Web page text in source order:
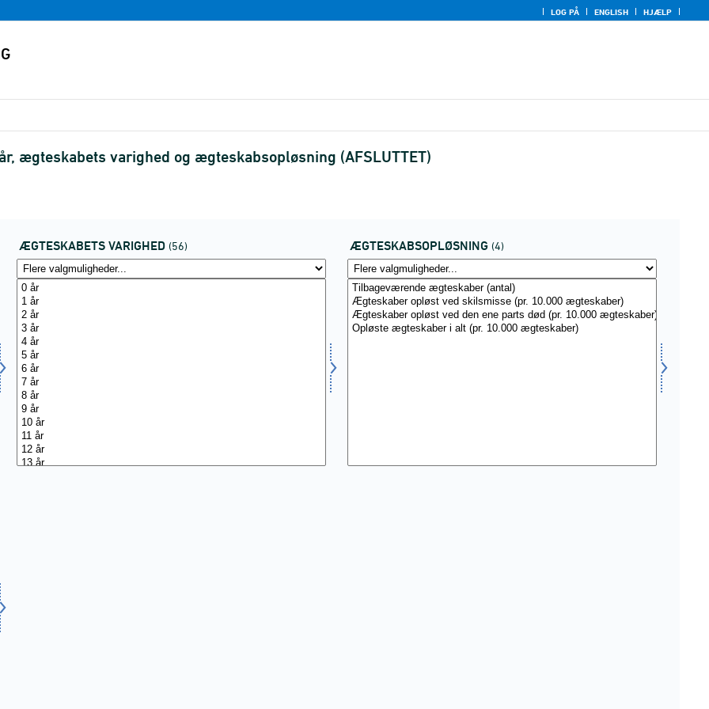
LOG PÅ ENGLISH HJÆLP
ægteskabets varighed og ægteskabsopløsning (AFSLUTTET)
ÆGTESKABETS VARIGHED (56) ÆGTESKABSOPLØSNING (4)